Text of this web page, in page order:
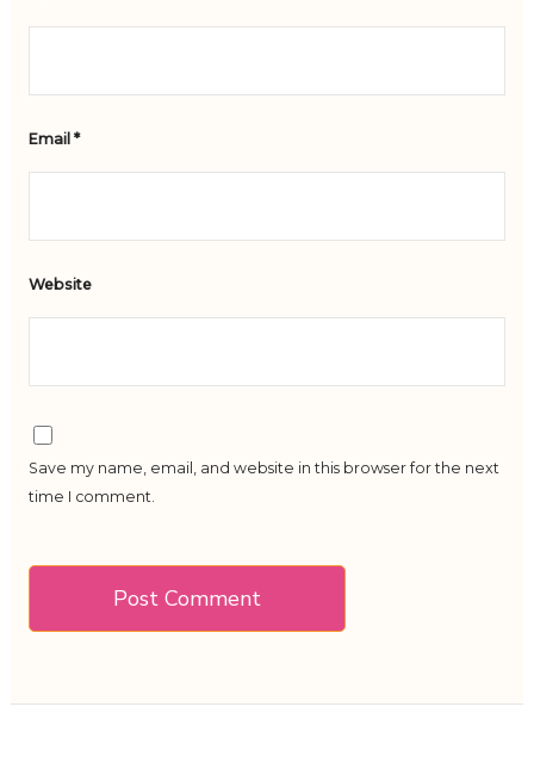
Email *
Website
Save my name, email, and website in this browser for the next
time I comment.